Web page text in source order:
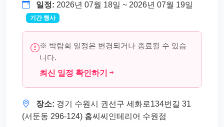
일정: 2026년 07월 18일 ~ 2026년 07월 19일
기간 행사
※ 박람회 일정은 변경되거나 종료될 수 있습
니다.
최신 일정 확인하기
장소: 경기 수원시 권선구 세화로134번길 31
(서둔동 296-124) 홈씨씨인테리어 수원점